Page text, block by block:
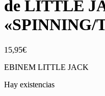
de LITTLE
«SPINNING/
15,95€
EBINEM LITTLE JACK
Hay existencias